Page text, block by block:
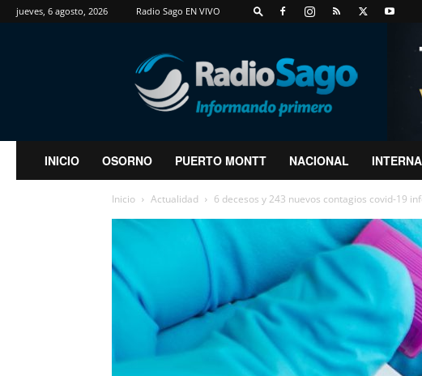
jueves, 6 agosto, 2026 Radio Sago EN VIVO
RadioSago
INICIO OSORNO PUERTO MONTT NACIONAL
Inicio Actualidad 6 decesos y 243 nuevos contagios covid-19